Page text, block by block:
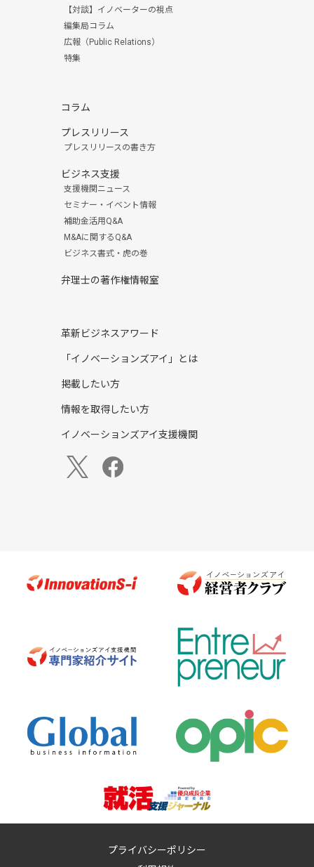
【対談】イノベーターの視点
編集局コラム
広報（Public Relations）
特集
コラム
プレスリリース
プレスリリースの書き方
ビジネス支援
支援機関ニュース
セミナー・イベント情報
補助金活用Q&A
M&Aに関するQ&A
ビジネス書式・虎の巻
弁理士の著作権情報室
革新ビジネスアワード
「イノベーションズアイ」とは
掲載したい方
情報を取得したい方
イノベーションズアイ支援機関
プライバシーポリシー